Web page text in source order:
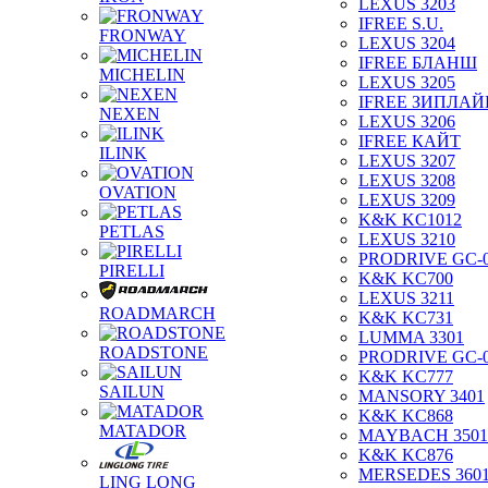
FRONWAY
MICHELIN
NEXEN
ILINK
OVATION
PETLAS
PIRELLI
ROADMARCH
ROADSTONE
SAILUN
MATADOR
LING LONG
LEXUS 3203
IFREE S.U.
LEXUS 3204
IFREE БЛАНШ
LEXUS 3205
IFREE
LEXUS 3206
IFREE КАЙТ
LEXUS 3207
LEXUS 3208
LEXUS 3209
K&K KC1012
LEXUS 3210
PRODRIVE GC-
K&K KC700
LEXUS 3211
K&K KC731
LUMMA 3301
PRODRIVE GC-
K&K KC777
MANSORY 3401
K&K KC868
MAYBACH 3501
K&K KC876
MERSEDES 3601